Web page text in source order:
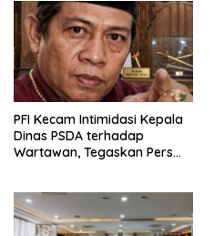
PFI Kecam Intimidasi Kepala
Dinas PSDA terhadap
Wartawan, Tegaskan Pers